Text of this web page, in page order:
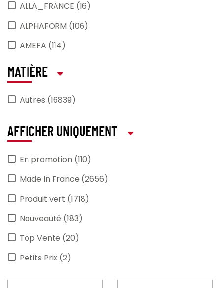
ALLA_FRANCE (16)
ALPHAFORM (106)
AMEFA (114)
ANIMO (22)
ANTIKAL (1)
APS (431)
araven (2)
Arcoroc (464)
ARCOS (32)
ARIEL (1)
ARTMENU (2)
astera (4)
AU_NAIN (7)
AVERY (9)
barbecook (12)
MATIÈRE
Autres (16839)
AFFICHER UNIQUEMENT
En promotion (110)
Made In France (2656)
Produit vert (1718)
Nouveauté (183)
Top Vente (20)
Petits Prix (2)